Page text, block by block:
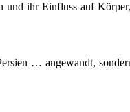
ihr Einfluss auf
… angewandt,